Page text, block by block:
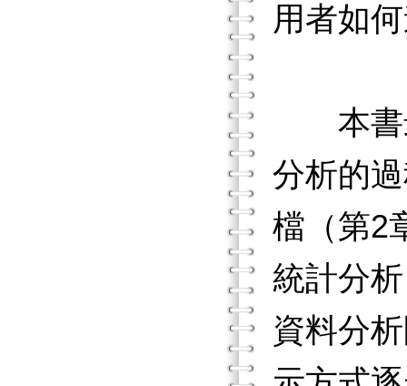
用者如
本書最
分析的
檔（第2
統計分
資料分